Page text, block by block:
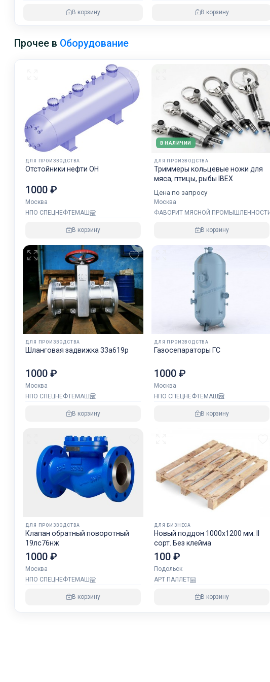
В корзину В корзину
Прочее в Оборудование
ДЛЯ ПРОИЗВОДСТВА
Отстойники нефти ОН
1000 ₽
Москва
НПО СПЕЦНЕФТЕМАШ
В корзину
В НАЛИЧИИ
ДЛЯ ПРОИЗВОДСТВА
Триммеры кольцевые ножи для
мяса, птицы, рыбы IBEX
Цена по запросу
Москва
ФАВОРИТ МЯСНОЙ ПРОМЫШЛЕННОСТИ
В корзину
ДЛЯ ПРОИЗВОДСТВА
Шланговая задвижка 33а619р
1000 ₽
Москва
НПО СПЕЦНЕФТЕМАШ
В корзину
ДЛЯ ПРОИЗВОДСТВА
Газосепараторы ГС
1000 ₽
Москва
НПО СПЕЦНЕФТЕМАШ
В корзину
ДЛЯ ПРОИЗВОДСТВА
Клапан обратный поворотный
19лс76нж
1000 ₽
Москва
НПО СПЕЦНЕФТЕМАШ
В корзину
ДЛЯ БИЗНЕСА
Новый поддон 1000х1200 мм. II
сорт. Без клейма
100 ₽
Подольск
АРТ ПАЛЛЕТ
В корзину